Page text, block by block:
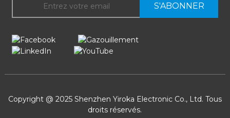
S'ABONNER
Copyright @ 2025 Shenzhen Yiroka Electronic Co., Ltd. Tous
droits réservés.